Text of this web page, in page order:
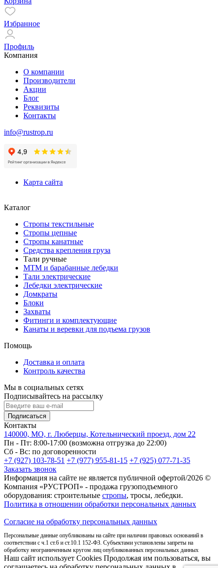
Избранное
Профиль
Компания
О компании
Производители
Акции
Блог
Реквизиты
Контакты
info@rustrop.ru
Карта сайта
Каталог
Стропы текстильные
Стропы цепные
Стропы канатные
Средства крепления груза
Тали ручные
МТМ и барабанные лебедки
Тали электрические
Лебедки электрические
Домкраты
Блоки
Захваты
Фитинги и комплектующие
Канаты и веревки для подъема грузов
Помощь
Доставка и оплата
Контроль качества
Мы в социальных сетях
Подписывайтесь на рассылку
Подписаться
Контакты
140000, МО, г. Люберцы, Котельнический проезд, дом 22
Пн - Пт: 8:00-17:00 (возможна отгрузка до 22:00)
Сб - Вс: по договоренности
+7 (927) 103-78-51 +7 (977) 955-81-15 +7 (925) 077-71-35
Заказать звонок
Информация на сайте не является публичной офертой/2026 ©
Компания «РУСТРОП» - продажа грузоподъемного
оборудования: строительные стропы, тросы, лебедки.
Политика в отношении обработки персональных данных
Согласие на обработку персональных данных
Персональные данные опубликованы на сайте при наличии правовых оснований в
соответствии с ч.1 ст.6 и ст.10.1 152-ФЗ. Субъектами установлены запреты на
обработку неограниченным кругом лиц опубликованных персональных данных
Наш сайт использует Cookies Продолжая им пользоваться, вы